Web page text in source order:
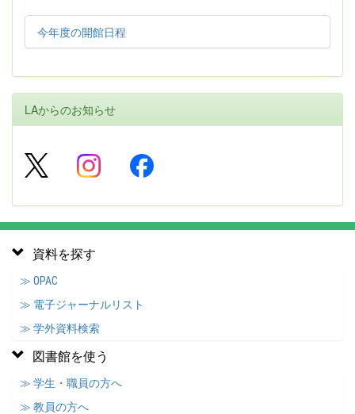
今年度の開館日程
LAからのお知らせ
資料を探す
≫ OPAC
≫ 電子ジャーナルリスト
≫ 学外資料検索
図書館を使う
≫ 学生・職員の方へ
≫ 教員の方へ